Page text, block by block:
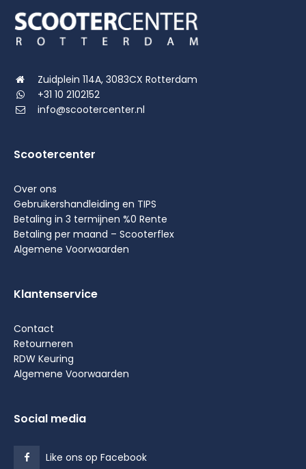
Zuidplein 114A, 3083CX Rotterdam
+31 10 2102152
info@scootercenter.nl
Scootercenter
Over ons
Gebruikershandleiding en TIPS
Betaling in 3 termijnen %0 Rente
Betaling per maand – Scooterflex
Algemene Voorwaarden
Klantenservice
Contact
Retourneren
RDW Keuring
Algemene Voorwaarden
Social media
Like ons op Facebook